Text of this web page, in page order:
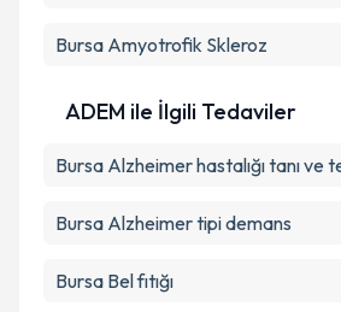
Bursa Amyotrofik Skleroz
ADEM ile İlgili Tedaviler
Bursa Alzheimer hastalığı tanı ve
Bursa Alzheimer tipi demans
Bursa Bel fıtığı